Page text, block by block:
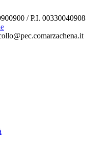
/ P.I. 00330040908